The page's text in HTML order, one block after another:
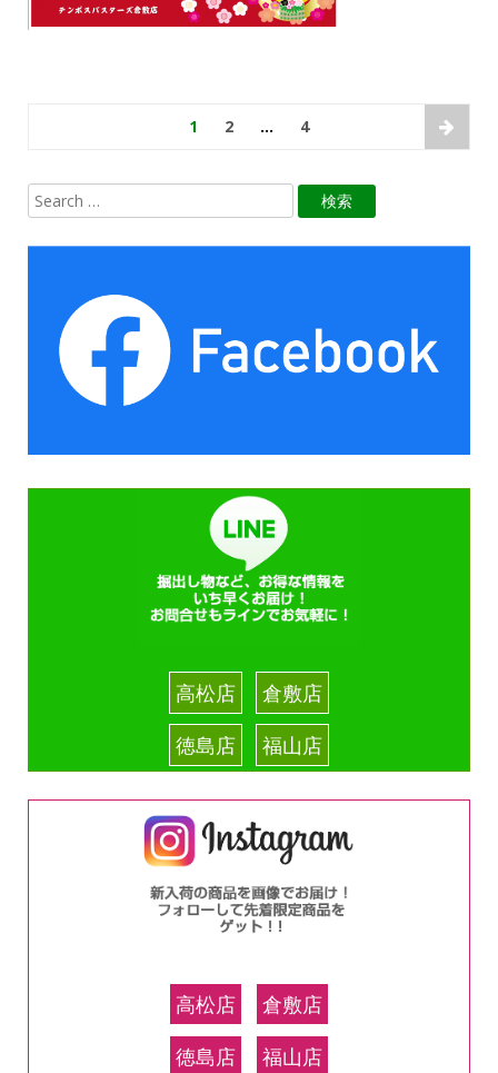
1 2 … 4
高松店
倉敷店
徳島店
福山店
高松店
倉敷店
徳島店
福山店